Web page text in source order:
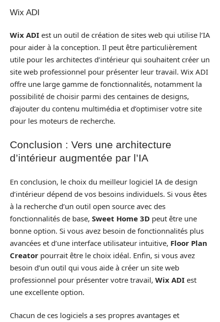
Wix ADI
Wix ADI est un outil de création de sites web qui utilise l’IA
pour aider à la conception. Il peut être particulièrement
utile pour les architectes d’intérieur qui souhaitent créer un
site web professionnel pour présenter leur travail. Wix ADI
offre une large gamme de fonctionnalités, notamment la
possibilité de choisir parmi des centaines de designs,
d’ajouter du contenu multimédia et d’optimiser votre site
pour les moteurs de recherche.
Conclusion : Vers une architecture
d’intérieur augmentée par l’IA
En conclusion, le choix du meilleur logiciel IA de design
d’intérieur dépend de vos besoins individuels. Si vous êtes
à la recherche d’un outil open source avec des
fonctionnalités de base, Sweet Home 3D peut être une
bonne option. Si vous avez besoin de fonctionnalités plus
avancées et d’une interface utilisateur intuitive, Floor Plan
Creator pourrait être le choix idéal. Enfin, si vous avez
besoin d’un outil qui vous aide à créer un site web
professionnel pour présenter votre travail, Wix ADI est
une excellente option.
Chacun de ces logiciels a ses propres avantages et